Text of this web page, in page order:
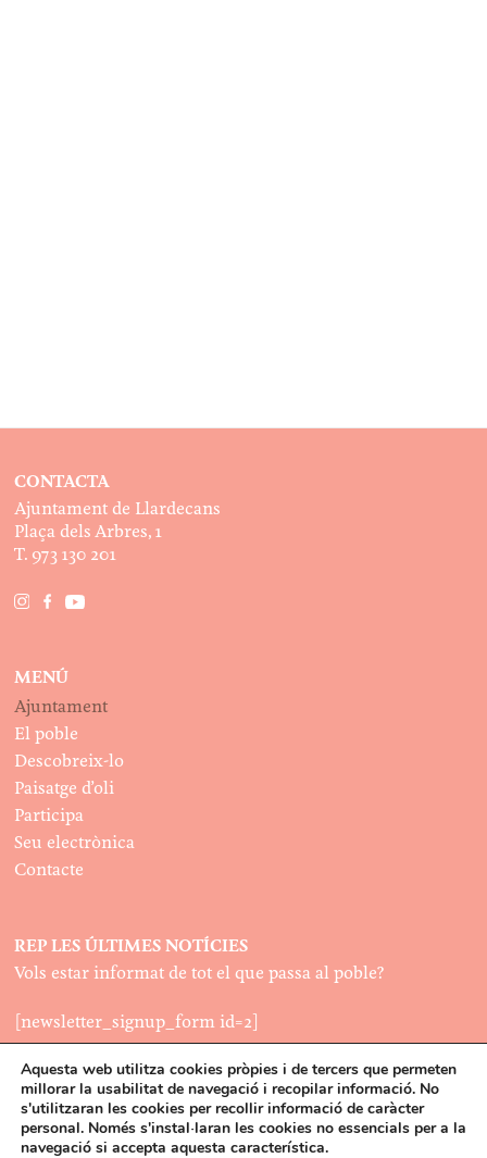
CONTACTA
Ajuntament de Llardecans
Plaça dels Arbres, 1
T. 973 130 201
MENÚ
Ajuntament
El poble
Descobreix-lo
Paisatge d’oli
Participa
Seu electrònica
Contacte
REP LES ÚLTIMES NOTÍCIES
Vols estar informat de tot el que passa al poble?
[newsletter_signup_form id=2]
LEGAL
Política de cookies
©2022
Aquesta web utilitza cookies pròpies i de tercers que permeten
millorar la usabilitat de navegació i recopilar informació. No
s'utilitzaran les cookies per recollir informació de caràcter
personal. Només s'instal·laran les cookies no essencials per a la
navegació si accepta aquesta característica.